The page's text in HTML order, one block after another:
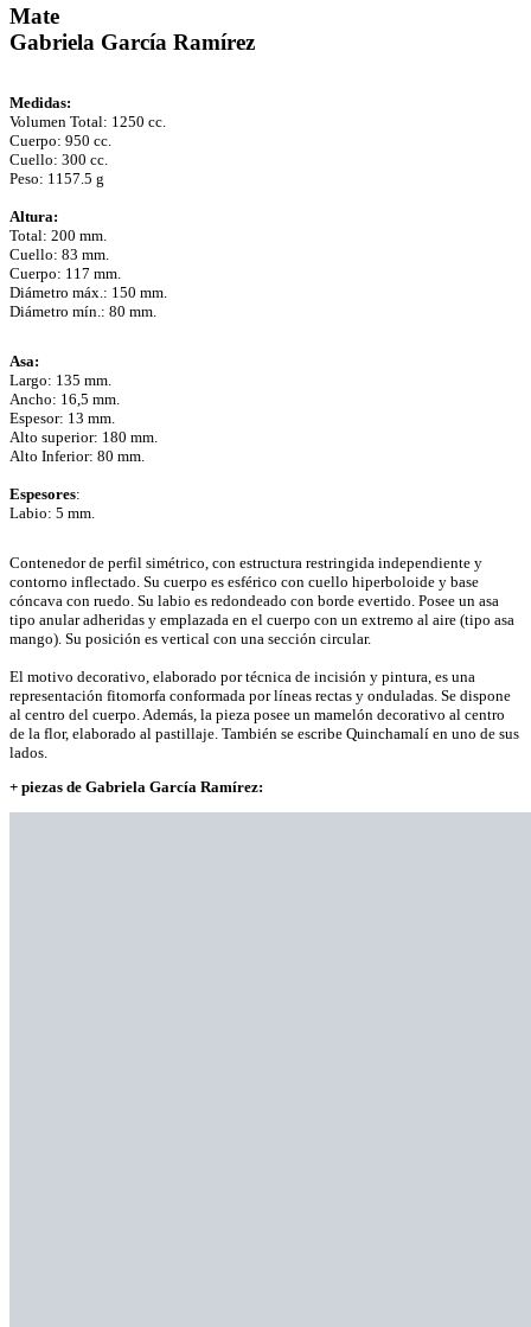
Mate
Gabriela García Ramírez
Medidas:
Volumen Total: 1250 cc.
Cuerpo: 950 cc.
Cuello: 300 cc.
Peso: 1157.5 g
Altura:
Total: 200 mm.
Cuello: 83 mm.
Cuerpo: 117 mm.
Diámetro máx.: 150 mm.
Diámetro mín.: 80 mm.
Asa:
Largo: 135 mm.
Ancho: 16,5 mm.
Espesor: 13 mm.
Alto superior: 180 mm.
Alto Inferior: 80 mm.
Espesores:
Labio: 5 mm.
Contenedor de perfil simétrico, con estructura restringida independiente y
contorno inflectado. Su cuerpo es esférico con cuello hiperboloide y base
cóncava con ruedo. Su labio es redondeado con borde evertido. Posee un asa
tipo anular adheridas y emplazada en el cuerpo con un extremo al aire (tipo asa
mango). Su posición es vertical con una sección circular.
El motivo decorativo, elaborado por técnica de incisión y pintura, es una
representación fitomorfa conformada por líneas rectas y onduladas. Se dispone
al centro del cuerpo. Además, la pieza posee un mamelón decorativo al centro
de la flor, elaborado al pastillaje. También se escribe Quinchamalí en uno de sus
lados.
+ piezas de Gabriela García Ramírez: